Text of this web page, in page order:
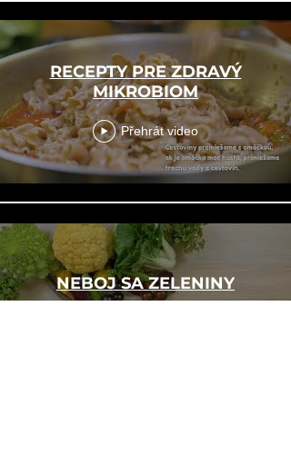
RECEPTY PRE ZDRAVÝ
MIKROBIOM
Přehrát video
NEBOJ SA ZELENINY